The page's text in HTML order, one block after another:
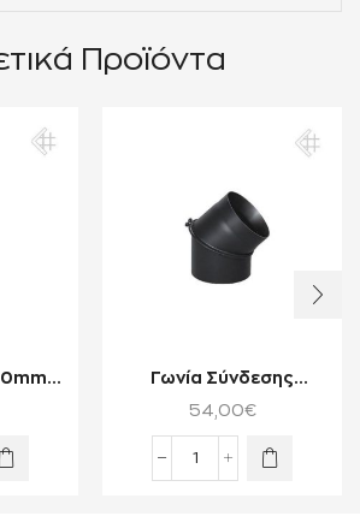
Προϊόντα
Γωνία Σύνδεσης
∅150mm 45° Μαύρος
54,00€